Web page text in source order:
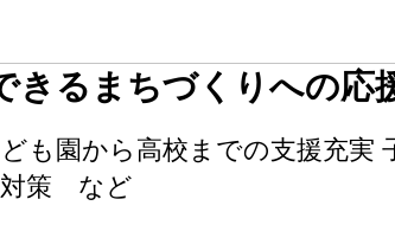
きるまちづくりへの応
も園から高校までの支援充実
対策 など